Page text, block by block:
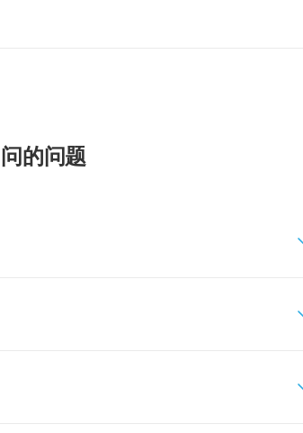
的问题